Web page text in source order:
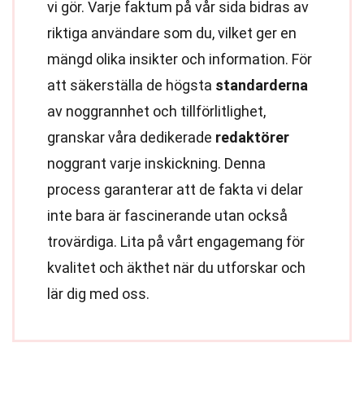
vi gör. Varje faktum på vår sida bidras av
riktiga användare som du, vilket ger en
mängd olika insikter och information. För
att säkerställa de högsta standarderna
av noggrannhet och tillförlitlighet,
granskar våra dedikerade redaktörer
noggrant varje inskickning. Denna
process garanterar att de fakta vi delar
inte bara är fascinerande utan också
trovärdiga. Lita på vårt engagemang för
kvalitet och äkthet när du utforskar och
lär dig med oss.